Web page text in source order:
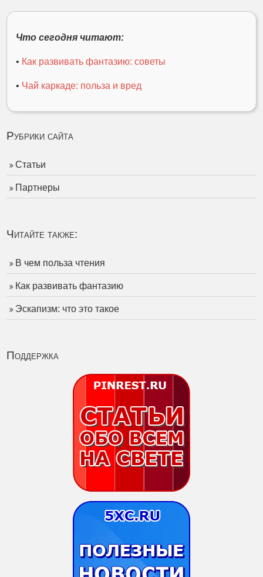
Что сегодня читают:
• Как развивать фантазию: советы
• Чай каркаде: польза и вред
Рубрики сайта
Статьи
Партнеры
Читайте также:
В чем польза чтения
Как развивать фантазию
Эскапизм: что это такое
Поддержка